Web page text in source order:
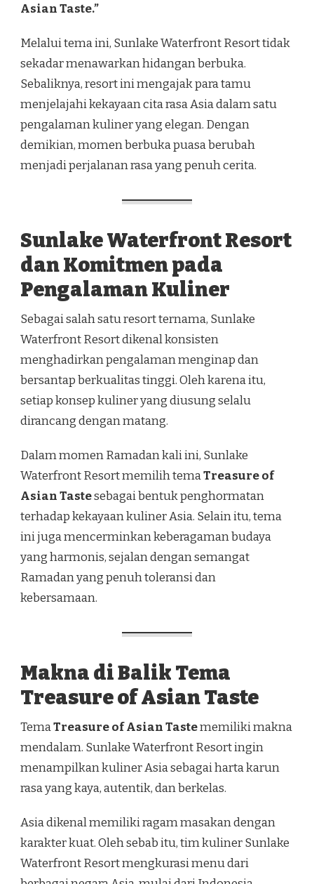
Asian Taste.”
Melalui tema ini, Sunlake Waterfront Resort tidak
sekadar menawarkan hidangan berbuka.
Sebaliknya, resort ini mengajak para tamu
menjelajahi kekayaan cita rasa Asia dalam satu
pengalaman kuliner yang elegan. Dengan
demikian, momen berbuka puasa berubah
menjadi perjalanan rasa yang penuh cerita.
Sunlake Waterfront Resort
dan Komitmen pada
Pengalaman Kuliner
Sebagai salah satu resort ternama, Sunlake
Waterfront Resort dikenal konsisten
menghadirkan pengalaman menginap dan
bersantap berkualitas tinggi. Oleh karena itu,
setiap konsep kuliner yang diusung selalu
dirancang dengan matang.
Dalam momen Ramadan kali ini, Sunlake
Waterfront Resort memilih temaTreasure of
Asian Tastesebagai bentuk penghormatan
terhadap kekayaan kuliner Asia. Selain itu, tema
ini juga mencerminkan keberagaman budaya
yang harmonis, sejalan dengan semangat
Ramadan yang penuh toleransi dan
kebersamaan.
Makna di Balik Tema
Treasure of Asian Taste
TemaTreasure of Asian Tastememiliki makna
mendalam. Sunlake Waterfront Resort ingin
menampilkan kuliner Asia sebagai harta karun
rasa yang kaya, autentik, dan berkelas.
Asia dikenal memiliki ragam masakan dengan
karakter kuat. Oleh sebab itu, tim kuliner Sunlake
Waterfront Resort mengkurasi menu dari